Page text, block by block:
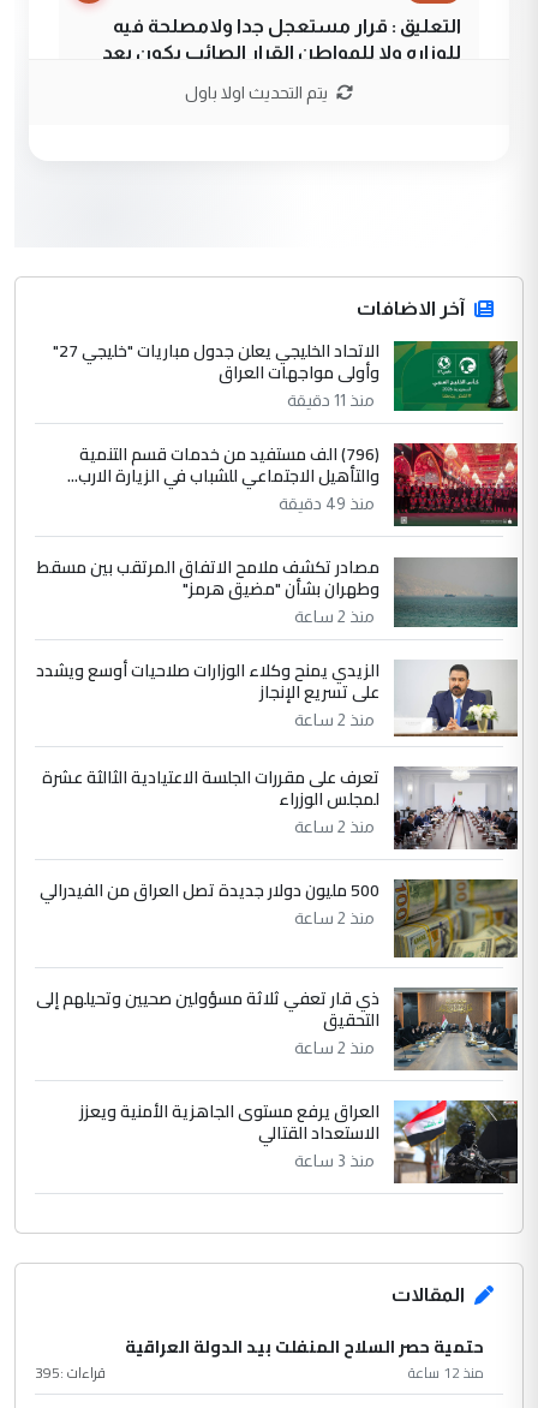
التعليق : قرار مستعجل جدا ولامصلحة فيه
للوزاره ولا للمواطن القرار الصائب يكون بعد
جنسية الرافد الثالث للعراق ومن اصول عريقة
ابا فرات ...
الموضوع :
الجواهري يرد على صدام حسين سل
مضجعيك يابن الزنا (نص كامل)
سردار
التعليق : واحد من عصابة علي ماما يسقط
جنسية الرافد الثالث للعراق ومن اصول عريقة
ابا فرات ...
الجواهري يرد على صدام حسين سل
مضجعيك يابن الزنا (نص كامل)
5 حيدر عاشور
التعليق : تحياتي لك استاذ حامدتركان. كلام
دقيق ومسؤول؛ فالاستثمار الحقيقي للإنسان
الموضوع :
بين الإهمال واغتصاب الأرض.. بلاد
الرافدين تعاني الجفاف والتصحر!!
يتم التحديث اولا باول
آخر الاضافات
الاتحاد الخليجي يعلن جدول مباريات "خليجي 27"
وأولى مواجهات العراق
منذ 11 دقيقة
(796) الف مستفيد من خدمات قسم التنمية
والتأهيل الاجتماعي للشباب في الزيارة الارب...
منذ 49 دقيقة
مصادر تكشف ملامح الاتفاق المرتقب بين مسقط
وطهران بشأن "مضيق هرمز"
منذ 2 ساعة
الزيدي يمنح وكلاء الوزارات صلاحيات أوسع ويشدد
على تسريع الإنجاز
منذ 2 ساعة
تعرف على مقررات الجلسة الاعتيادية الثالثة عشرة
لمجلس الوزراء
منذ 2 ساعة
500 مليون دولار جديدة تصل العراق من الفيدرالي
منذ 2 ساعة
ذي قار تعفي ثلاثة مسؤولين صحيين وتحيلهم إلى
التحقيق
منذ 2 ساعة
العراق يرفع مستوى الجاهزية الأمنية ويعزز
الاستعداد القتالي
منذ 3 ساعة
المقالات
حتمية حصر السلاح المنفلت بيد الدولة العراقية
منذ 12 ساعة قراءات :395